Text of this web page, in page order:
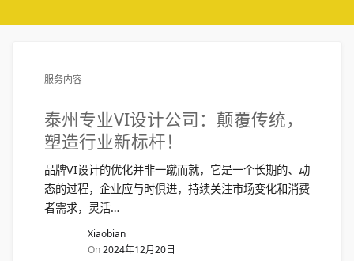
服务内容
泰州专业VI设计公司：颠覆传统，
塑造行业新标杆！
品牌VI设计的优化并非一蹴而就，它是一个长期的、动
态的过程，企业应与时俱进，持续关注市场变化和消费
者需求，灵活…
Xiaobian
On2024年12月20日